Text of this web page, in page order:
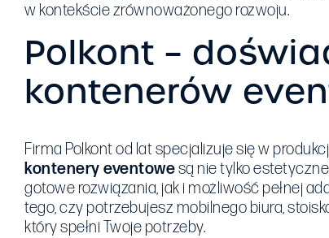
w kontekście zrównoważonego rozwoju.
Polkont –
kontenerów
Firma Polkont od lat specjalizuje się w
kontenery eventowesą nie tylko
gotowe rozwiązania, jak i możliwość pełnej
tego, czy potrzebujesz mobilnego biura,
który spełni Twoje potrzeby.